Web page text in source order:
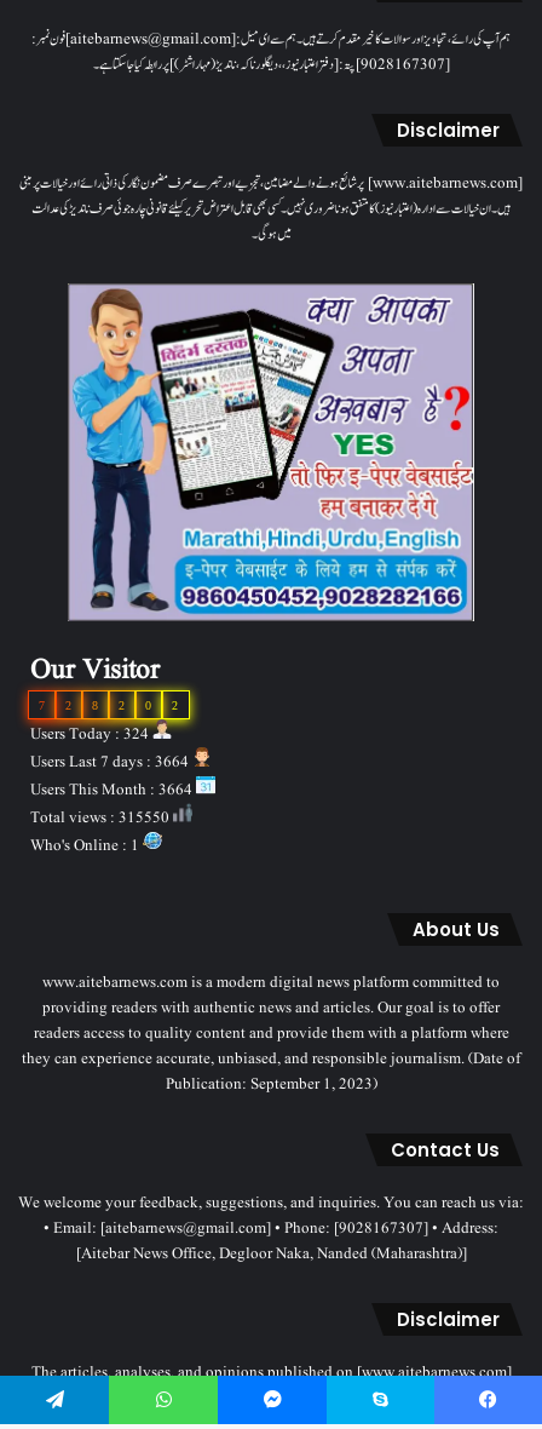
ہم آپ کی رائے، تجاویز اور سوالات کا خیرمقدم کرتے ہیں۔ ہم سےای میل: [aitebarnews@gmail.com]فون نمبر:
[9028167307]پتہ: [دفتر اعتبار نیوز، ، دیگلور ناکہ، ناندیڑ(مہاراشٹر) ] پر رابطہ کیا جاسکتا ہے۔
Disclaimer
[www.aitebarnews.com] پر شائع ہونے والے مضامین، تجزیے اور تبصرے صرف مضمون نگار کی ذاتی رائے اور خیالات پر مبنی
ہیں۔ ان خیالات سے ادارہ (اعتبار نیوز) کا متفق ہونا ضروری نہیں۔ کسی بھی قابل اعتراض تحریر کیلئے قانونی چارہ جوئی صرف ناندیڑ کی عدالت
میں ہوگی۔
Our Visitor
2
0
2
8
2
7
Users Today : 324
About Us
www.aitebarnews.com is a modern digital news platform committed to
providing readers with authentic news and articles. Our goal is to offer
readers access to quality content and provide them with a platform where
they can experience accurate, unbiased, and responsible journalism. (Date of
Publication: September 1, 2023)
Contact Us
We welcome your feedback, suggestions, and inquiries. You can reach us via:
• Email: [aitebarnews@gmail.com] • Phone: [9028167307] • Address:
[Aitebar News Office, Degloor Naka, Nanded (Maharashtra)]
Disclaimer
The articles, analyses, and opinions published on [www.aitebarnews.com]
solely represent the personal views and opinions of the authors. These views
do not necessarily reflect the stance of the Aitebar News management. Any
Facebook
Skype
Messenger
WhatsApp
Telegram